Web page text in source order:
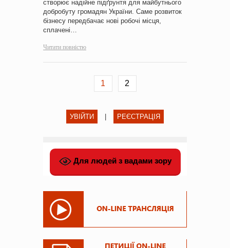
створює надійне підґрунтя для майбутнього
добробуту громадян України. Саме розвиток
бізнесу передбачає нові робочі місця,
сплачені…
Читати повністю
1 2
УВІЙТИ РЕЄСТРАЦІЯ
Для людей з вадами зору